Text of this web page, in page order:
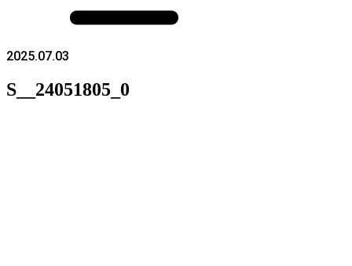
2025.07.03
S__24051805_0